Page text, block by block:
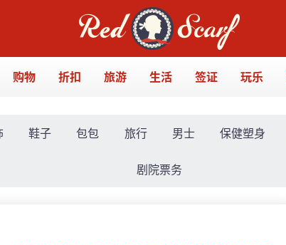
购物 折扣 旅游 生活 签证 玩乐
鞋子 包包 旅行 男士 保健塑身
剧院票务